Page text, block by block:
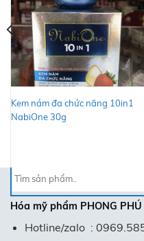
Kem nám đa chức năng 10in1
NabiOne 30g
Tìm
kiếm:
Hóa mỹ phẩm PHONG PHÚ
Hotline/zalo :